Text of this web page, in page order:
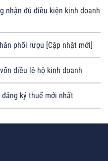
nhận đủ điều kiện kinh doanh
phối rượu [Cập nhật mới]
điều lệ hộ kinh doanh
ký thuế mới nhất